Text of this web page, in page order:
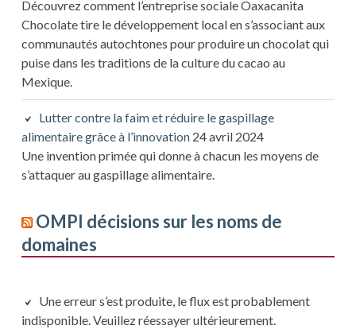
Découvrez comment l’entreprise sociale Oaxacanita
Chocolate tire le développement local en s’associant aux
communautés autochtones pour produire un chocolat qui
puise dans les traditions de la culture du cacao au
Mexique.
Lutter contre la faim et réduire le gaspillage
alimentaire grâce à l’innovation 24 avril 2024
Une invention primée qui donne à chacun les moyens de
s’attaquer au gaspillage alimentaire.
OMPI décisions sur les noms de
domaines
Une erreur s’est produite, le flux est probablement
indisponible. Veuillez réessayer ultérieurement.